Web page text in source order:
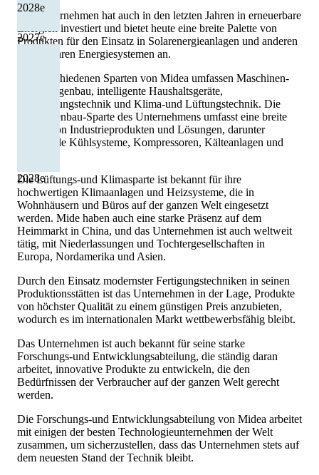
2028e
2027e
2028e
Das Unternehmen hat auch in den letzten Jahren in erneuerbare
Energien investiert und bietet heute eine breite Palette von
Produkten für den Einsatz in Solarenergieanlagen und anderen
erneuerbaren Energiesystemen an.
Die verschiedenen Sparten von Midea umfassen Maschinen-
und Anlagenbau, intelligente Haushaltsgeräte,
Beleuchtungstechnik und Klima-und Lüftungstechnik. Die
Maschinenbau-Sparte des Unternehmens umfasst eine breite
Palette von Industrieprodukten und Lösungen, darunter
industrielle Kühlsysteme, Kompressoren, Kälteanlagen und
Die Lüftungs-und Klimasparte ist bekannt für ihre
hochwertigen Klimaanlagen und Heizsysteme, die in
Wohnhäusern und Büros auf der ganzen Welt eingesetzt
werden. Mide haben auch eine starke Präsenz auf dem
Heimmarkt in China, und das Unternehmen ist auch weltweit
tätig, mit Niederlassungen und Tochtergesellschaften in
Europa, Nordamerika und Asien.
Durch den Einsatz modernster Fertigungstechniken in seinen
Produktionsstätten ist das Unternehmen in der Lage, Produkte
von höchster Qualität zu einem günstigen Preis anzubieten,
wodurch es im internationalen Markt wettbewerbsfähig bleibt.
Das Unternehmen ist auch bekannt für seine starke
Forschungs-und Entwicklungsabteilung, die ständig daran
arbeitet, innovative Produkte zu entwickeln, die den
Bedürfnissen der Verbraucher auf der ganzen Welt gerecht
werden.
Die Forschungs-und Entwicklungsabteilung von Midea arbeitet
mit einigen der besten Technologieunternehmen der Welt
zusammen, um sicherzustellen, dass das Unternehmen stets auf
dem neuesten Stand der Technik bleibt.